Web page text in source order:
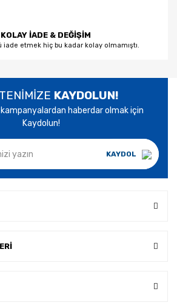
KOLAY İADE & DEĞİŞİM
iade etmek hiç bu kadar kolay olmamıştı.
KAYDOLUN!
haberdar olmak için
Kaydolun!
KAYDOL